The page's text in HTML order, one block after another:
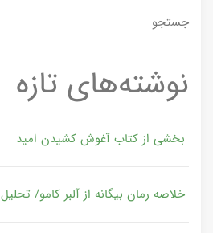
جستجو
نوشته‌های تازه
بخشی از کتاب آغوش کشیدن امید
خلاصه رمان بیگانه از آلبر کامو/ تحلیل